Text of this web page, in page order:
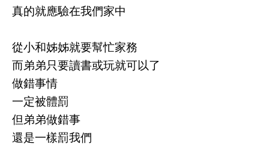
真的就應驗在我們家中
從小和姊姊就要幫忙家務
而弟弟只要讀書或玩就可以了
做錯事情
一定被體罰
但弟弟做錯事
還是一樣罰我們